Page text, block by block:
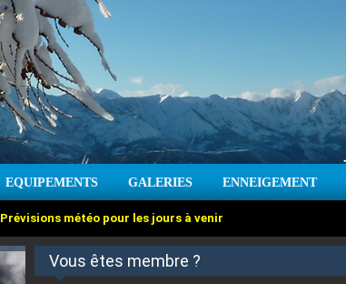
EQUIPEMENTS GALERIES ENNEIGEMENT
Prévisions météo pour les jours à venir
Vous êtes membre ?